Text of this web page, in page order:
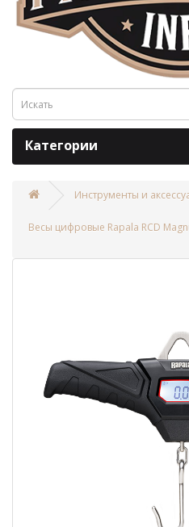
Категории
Инструменты и
Весы цифровые Rapala RCD